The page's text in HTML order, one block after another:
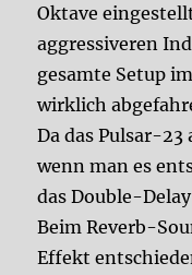
Oktave
aggressiveren
gesamte Setup
wirklich
Da das Pulsar-
wenn man es
das Double-
Beim Reverb-
Effekt